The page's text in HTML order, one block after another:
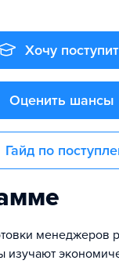
Хочу
Оценить шансы
Гайд по
менеджеров
изучают